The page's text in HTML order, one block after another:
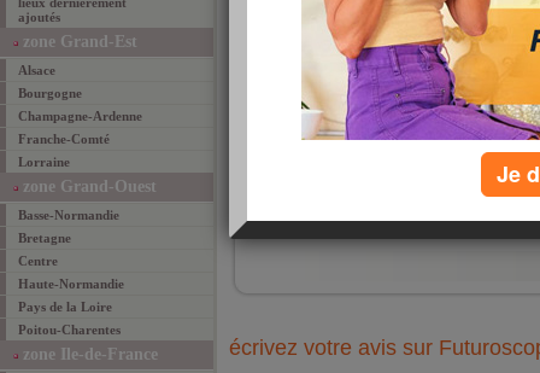
ajoutés
zone Grand-Est
Alsace
Bourgogne
Champagne-Ardenne
Franche-Comté
Lorraine
zone Grand-Ouest
Basse-Normandie
Bretagne
Centre
Haute-Normandie
Pays de la Loire
Poitou-Charentes
zone Ile-de-France
la
21h.
ajouté
écrivez votre avis sur
Je